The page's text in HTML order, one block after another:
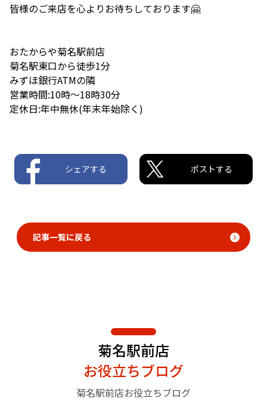
皆様のご来店を心よりお待ちしております🤗
おたからや菊名駅前店
菊名駅東口から徒歩1分
みずほ銀行ATMの隣
営業時間:10時〜18時30分
定休日:年中無休(年末年始除く)
シェアする ポストする
記事一覧に戻る
菊名駅前店
お役立ちブログ
菊名駅前店お役立ちブログ